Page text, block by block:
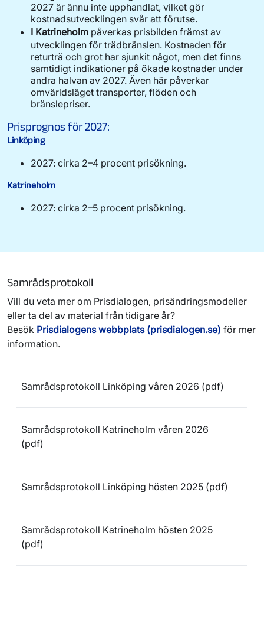
2027 är ännu inte upphandlat, vilket gör
kostnadsutvecklingen svår att förutse.
I Katrineholm påverkas prisbilden främst av
utvecklingen för trädbränslen. Kostnaden för
returträ och grot har sjunkit något, men det finns
samtidigt indikationer på ökade kostnader under
andra halvan av 2027. Även här påverkar
omvärldsläget transporter, flöden och
bränslepriser.
Prisprognos för 2027:
Linköping
2027: cirka 2–4 procent prisökning.
Katrineholm
2027: cirka 2–5 procent prisökning.
Samrådsprotokoll
Vill du veta mer om Prisdialogen, prisändringsmodeller
eller ta del av material från tidigare år?
Besök Prisdialogens webbplats (prisdialogen.se) för mer
information.
Samrådsprotokoll Linköping våren 2026 (pdf)
Samrådsprotokoll Katrineholm våren 2026
(pdf)
Samrådsprotokoll Linköping hösten 2025 (pdf)
Samrådsprotokoll Katrineholm hösten 2025
(pdf)